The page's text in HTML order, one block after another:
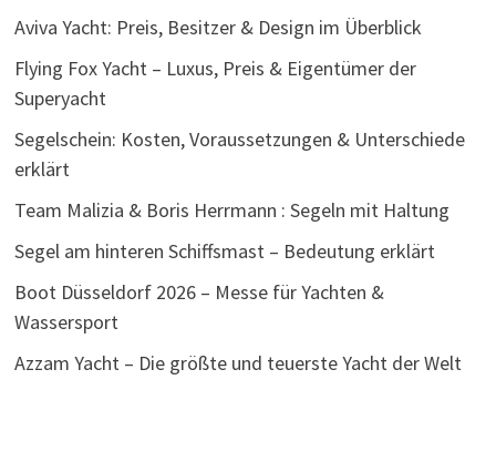
Aviva Yacht: Preis, Besitzer & Design im Überblick
Flying Fox Yacht – Luxus, Preis & Eigentümer der
Superyacht
Segelschein: Kosten, Voraussetzungen & Unterschiede
erklärt
Team Malizia & Boris Herrmann : Segeln mit Haltung
Segel am hinteren Schiffsmast – Bedeutung erklärt
Boot Düsseldorf 2026 – Messe für Yachten &
Wassersport
Azzam Yacht – Die größte und teuerste Yacht der Welt